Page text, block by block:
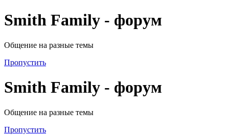
Smith Family - форум
Общение на разные темы
Пропустить
Smith Family - форум
Общение на разные темы
Пропустить